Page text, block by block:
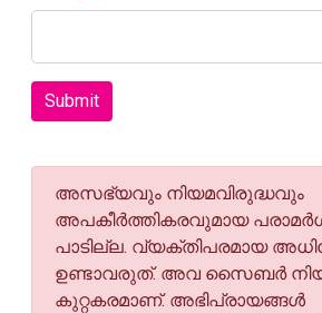
Submit
അസഭ്യവും നിയമവിരുദ്ധവും
അപകീര്‍ത്തികരവുമായ
പാടില്ല. വ്യക്തിപരമായ
ഉണ്ടാവരുത്. അവ സൈബര്‍
കുറ്റകരമാണ്. അഭിപ്രായങ്ങള്‍